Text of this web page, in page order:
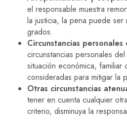
el responsable muestra
la justicia, la pena puede
grados.
Circunstancias
circunstancias personales
situación económica,
consideradas para mitigar la
Otras circunstancias
tener en cuenta cualquier
criterio, disminuya la